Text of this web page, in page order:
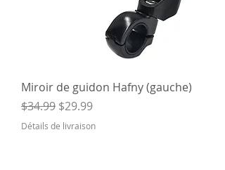
Miroir de guidon Hafny (gauche)
Regular Price
$34.99 Sale Price
$29.99
Détails de livraison